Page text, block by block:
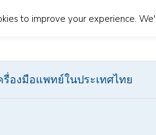
องมือแพทย์ในประเทศไทย
to improve your experience.